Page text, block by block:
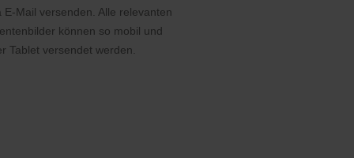
Mail versenden. Alle relevanten
können so mobil und
Tablet versendet werden.